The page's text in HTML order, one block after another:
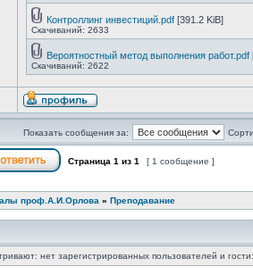
Контроллинг инвестиций.pdf [391.2 KiB]
Скачиваний: 2633
Вероятностный метод выполнения работ.pdf
Скачиваний: 2622
Показать сообщения за:
Страница 1 из 1 [ 1 сообщение ]
проф.А.И.Орлова » Преподавание
нет зарегистрированных пользователей и